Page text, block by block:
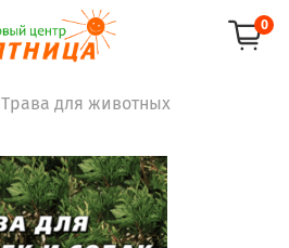
0
Трава для животных